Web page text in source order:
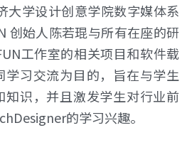
大学设计创意学院数字媒体系
创始人陈若琨与所有在座的研
工作室的相关项目和软件载
习交流为目的，旨在与学生
知识，并且激发学生对行业前
的学习兴趣。